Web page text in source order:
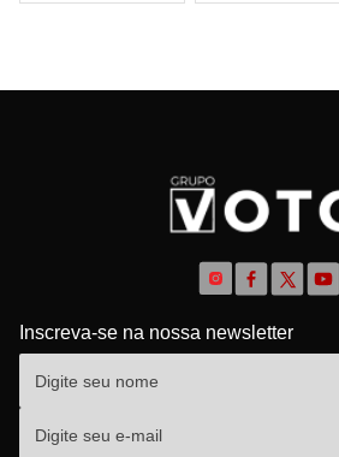
Inscreva-se na nossa newsletter